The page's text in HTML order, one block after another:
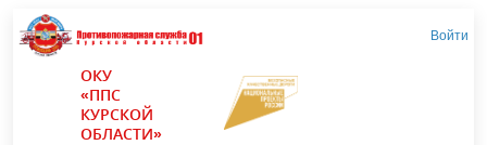
Войти
ОКУ
«ППС
КУРСКОЙ
ОБЛАСТИ»